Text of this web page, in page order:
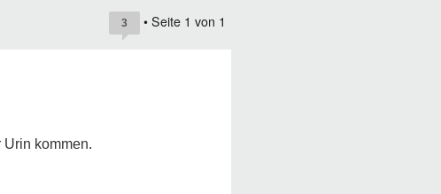
3 • Seite 1 von 1
kommen.